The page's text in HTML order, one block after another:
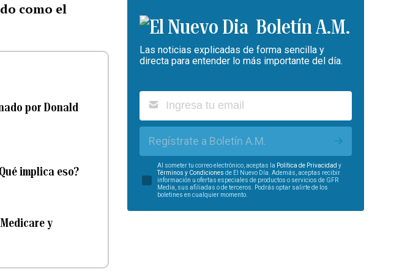
como el
por Donald
implica eso?
y
Boletín A.M.
Las noticias explicadas de forma sencilla y
directa para entender lo más importante del día.
Regístrate a Boletín A.M.
Al someter tu correo electrónico, aceptas la Política de Privacidad y
Términos y Condiciones de El Nuevo Día. Además, aceptas recibir
información u ofertas especiales de productos o servicios de GFR
Media, sus afiliadas o de terceros. Podrás optar salirte de los
boletines en cualquier momento.